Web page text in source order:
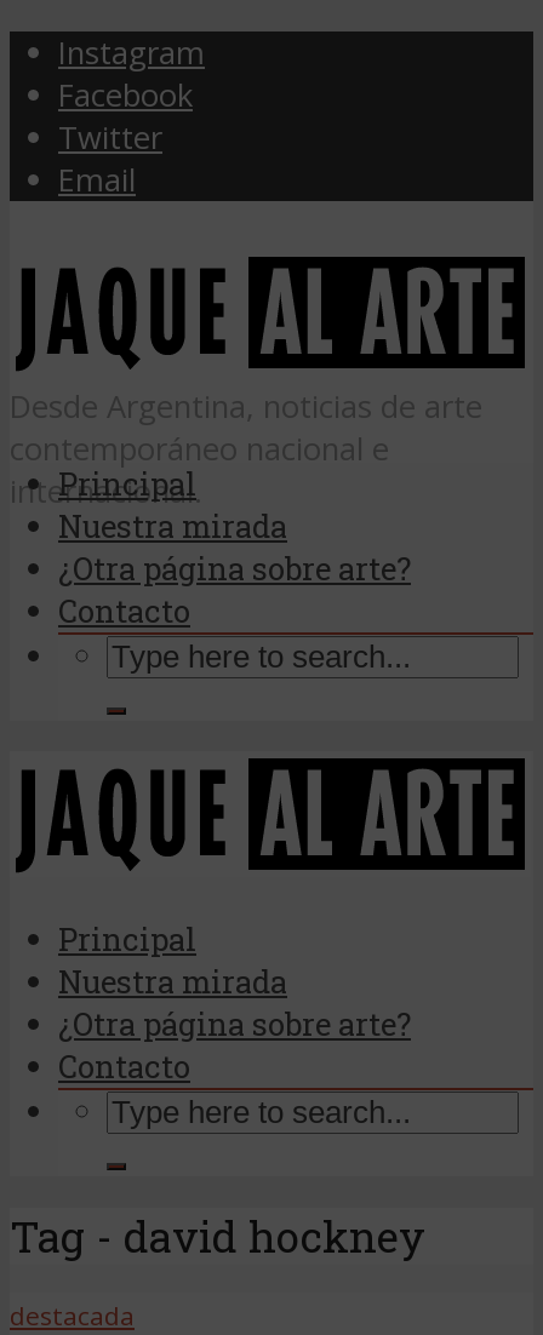
Instagram
Facebook
Twitter
Email
Desde Argentina, noticias de arte
contemporáneo nacional e
internacional.
Principal
Nuestra mirada
¿Otra página sobre arte?
Contacto
Principal
Nuestra mirada
¿Otra página sobre arte?
Contacto
Tag - david hockney
destacada